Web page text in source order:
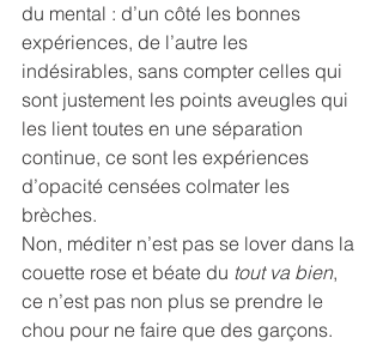
du mental : d’un côté les bonnes
expériences, de l’autre les
indésirables, sans compter celles qui
sont justement les points aveugles qui
les lient toutes en une séparation
continue, ce sont les expériences
d’opacité censées colmater les
brèches.
Non, méditer n’est pas se lover dans la
couette rose et béate du tout va bien,
ce n’est pas non plus se prendre le
chou pour ne faire que des garçons.